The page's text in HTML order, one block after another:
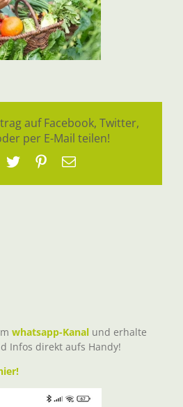
auf Facebook, Twitter,
per E-Mail teilen!
TwitterPinterest
E-
whatsapp-Kanal und erhalte
Infos direkt aufs Handy!